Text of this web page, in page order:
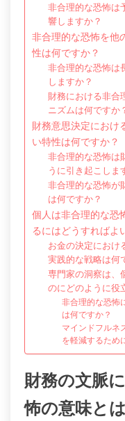
非合理的な恐怖は
響しますか？
非合理的な恐怖を他
性は何ですか？
非合理的な恐怖は
しますか？
財務における非合
ニズムは何ですか
財務意思決定におけ
い特性は何ですか？
非合理的な恐怖は
うに引き起こしま
非合理的な恐怖が
は何ですか？
個人は非合理的な恐
るにはどうすればよ
お金の決定におけ
実践的な戦略は何
専門家の洞察は、
のにどのように役
非合理的な恐怖
は何ですか？
マインドフルネ
を軽減するため
財務の文脈
怖の意味と